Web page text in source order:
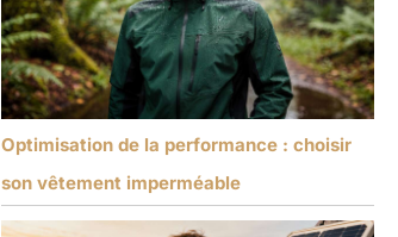
Optimisation de la performance : choisir
son vêtement imperméable